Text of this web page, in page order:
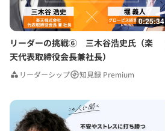
0:25:34
リーダーの挑戦⑥ 三木谷浩史氏（楽
天代表取締役会長兼社長）
リーダーシップ 知見録 Premium